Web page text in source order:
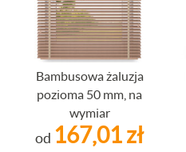
Bambusowa żaluzja
pozioma 50 mm, na
wymiar
od 167,01 zł